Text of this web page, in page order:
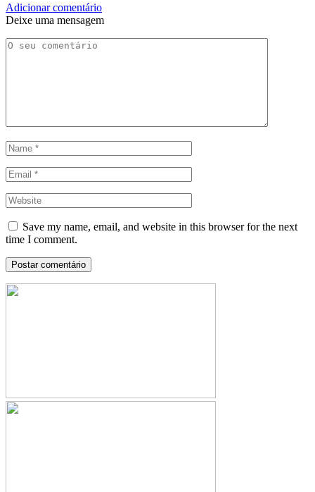
Adicionar comentário
Deixe uma mensagem
Save my name, email, and website in this browser for the next
time I comment.